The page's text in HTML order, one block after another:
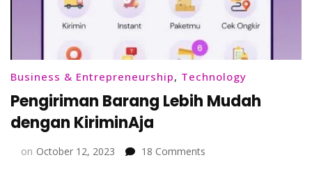
Business & Entrepreneurship, Technology
Pengiriman Barang Lebih Mudah
dengan KiriminAja
on October 12, 2023 18 Comments